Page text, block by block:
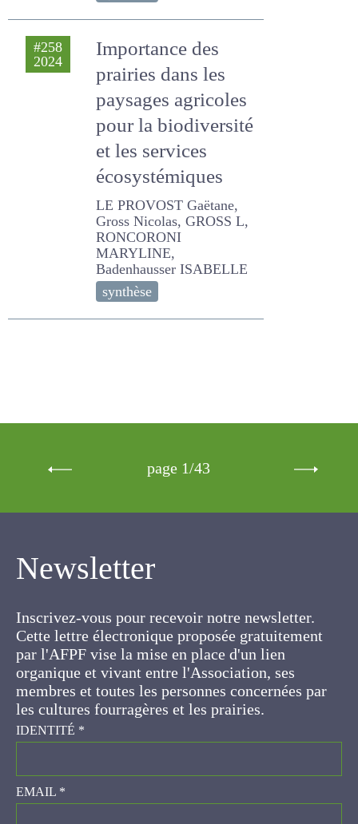
Importance des
prairies dans les
paysages agricoles
pour la biodiversité
et les services
écosystémiques
LE PROVOST Gaëtane,
Gross Nicolas, GROSS L,
RONCORONI MARYLINE,
Badenhausser ISABELLE
synthèse
Newsletter
Inscrivez-vous pour recevoir notre newsletter.
Cette lettre électronique proposée
d'un lien organique et vivant entre l'Association,
ses membres et toutes les personnes
concernées par les cultures fourragères et les
prairies.
IDENTITÉ*